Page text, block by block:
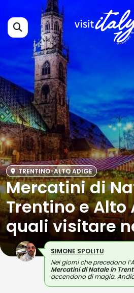
TRENTINO-ALTO ADIGE
Mercatini di
Trentino e Alto
quali visitare
SIMONE SPOLITU
Nei giorni che precedono
Mercatini di Natale in
accendono di magia.